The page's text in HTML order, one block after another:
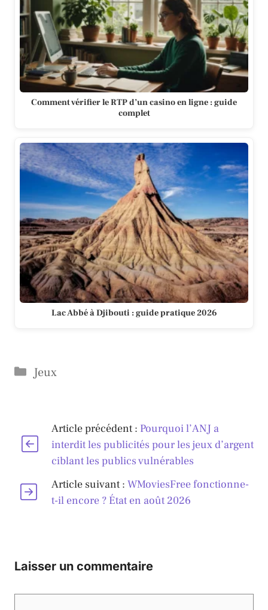
Comment vérifier le RTP d’un casino en ligne : guide
complet
Lac Abbé à Djibouti : guide pratique 2026
Catégories
Jeux
Article précédent : Pourquoi l’ANJ a
interdit les publicités pour les jeux d’argent
ciblant les publics vulnérables
Article suivant :WMoviesFree fonctionne-
t-il encore ? État en août 2026
Laisser un commentaire